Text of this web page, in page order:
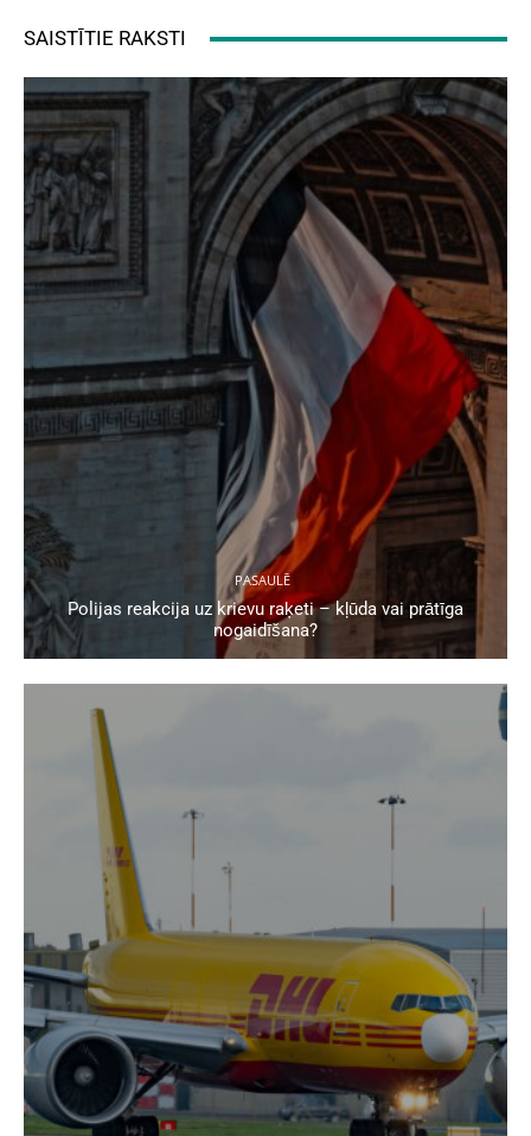
SAISTĪTIE RAKSTI
PASAULĒ
Polijas reakcija uz krievu raķeti – kļūda vai prātīga
nogaidīšana?